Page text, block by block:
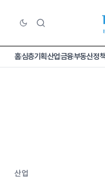
홈심층기획산업금융부동산정책
산업